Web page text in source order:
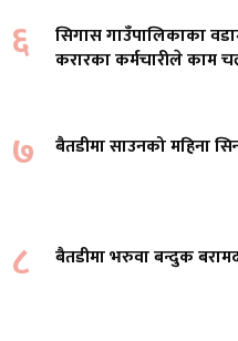
६
सिगास गाउँपालिकाका
करारका कर्मचारीले काम
७ बैतडीमा साउनको महिना
८ बैतडीमा भरुवा बन्दुक